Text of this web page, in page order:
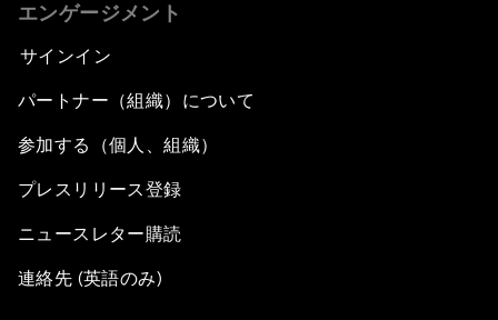
エンゲージメント
サインイン
パートナー（組織）について
参加する（個人、組織）
プレスリリース登録
ニュースレター購読
連絡先 (英語のみ)